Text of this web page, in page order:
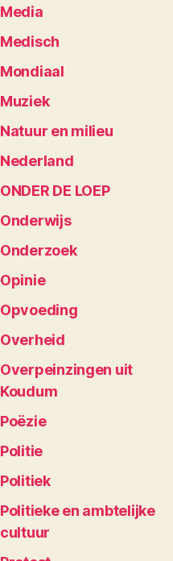
Media
Medisch
Mondiaal
Muziek
Natuur en milieu
Nederland
ONDER DE LOEP
Onderwijs
Onderzoek
Opinie
Opvoeding
Overheid
Overpeinzingen uit
Koudum
Poëzie
Politie
Politiek
Politieke en ambtelijke
cultuur